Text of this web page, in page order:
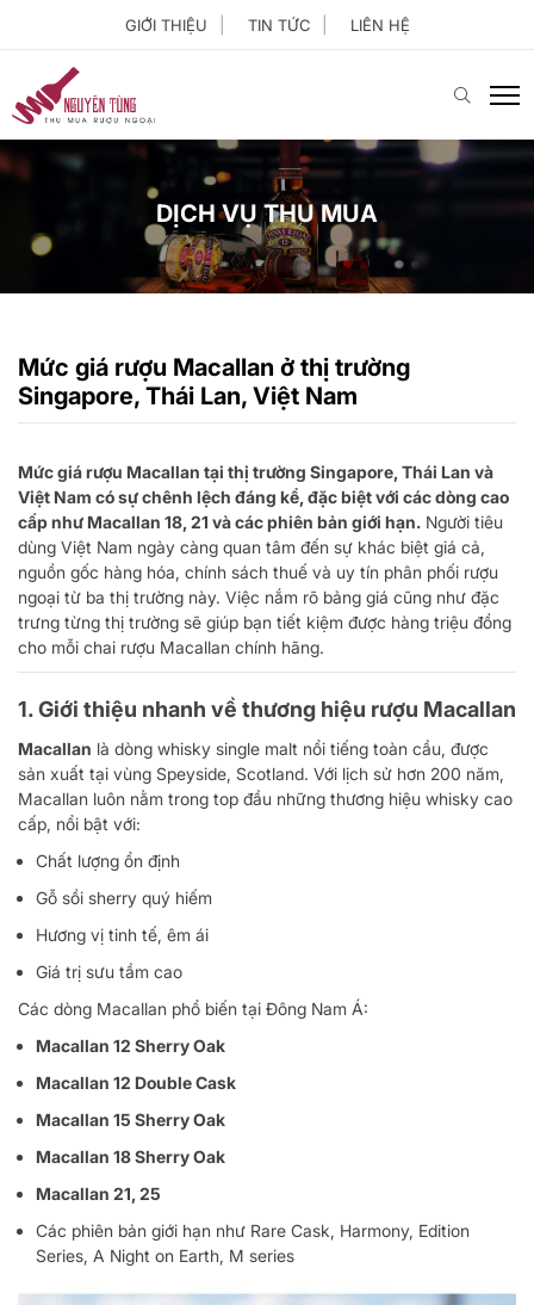
GIỚI THIỆU TIN TỨC LIÊN HỆ
DỊCH VỤ THU MUA
Mức giá rượu Macallan ở thị trường
Singapore, Thái Lan, Việt Nam
Mức giá rượu Macallan tại thị trường Singapore, Thái Lan và
Việt Nam có sự chênh lệch đáng kể, đặc biệt với các dòng cao
cấp như Macallan 18, 21 và các phiên bản giới hạn. Người tiêu
dùng Việt Nam ngày càng quan tâm đến sự khác biệt giá cả,
nguồn gốc hàng hóa, chính sách thuế và uy tín phân phối rượu
ngoại từ ba thị trường này. Việc nắm rõ bảng giá cũng như đặc
trưng từng thị trường sẽ giúp bạn tiết kiệm được hàng triệu đồng
cho mỗi chai rượu Macallan chính hãng.
1. Giới thiệu nhanh về thương hiệu rượu Macallan
Macallan là dòng whisky single malt nổi tiếng toàn cầu, được
sản xuất tại vùng Speyside, Scotland. Với lịch sử hơn 200 năm,
Macallan luôn nằm trong top đầu những thương hiệu whisky cao
cấp, nổi bật với:
Chất lượng ổn định
Gỗ sồi sherry quý hiếm
Hương vị tinh tế, êm ái
Giá trị sưu tầm cao
Các dòng Macallan phổ biến tại Đông Nam Á:
Macallan 12 Sherry Oak
Macallan 12 Double Cask
Macallan 15 Sherry Oak
Macallan 18 Sherry Oak
Macallan 21, 25
Các phiên bản giới hạn như Rare Cask, Harmony, Edition
Series, A Night on Earth, M series